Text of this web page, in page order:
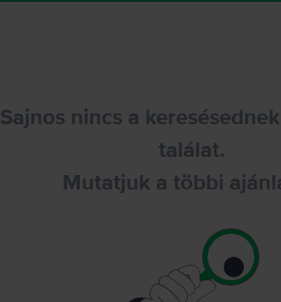
Sajnos nincs a
találat.
Mutatjuk a többi